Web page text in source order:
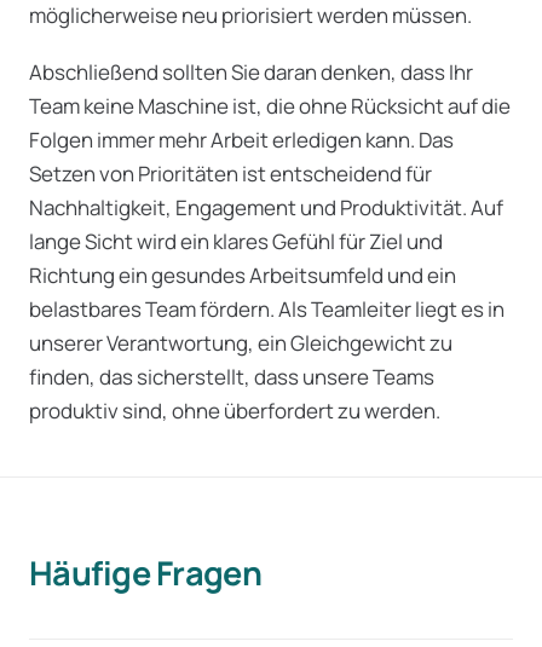
möglicherweise neu priorisiert werden müssen.
Abschließend sollten Sie daran denken, dass Ihr
Team keine Maschine ist, die ohne Rücksicht auf die
Folgen immer mehr Arbeit erledigen kann. Das
Setzen von Prioritäten ist entscheidend für
Nachhaltigkeit, Engagement und Produktivität. Auf
lange Sicht wird ein klares Gefühl für Ziel und
Richtung ein gesundes Arbeitsumfeld und ein
belastbares Team fördern. Als Teamleiter liegt es in
unserer Verantwortung, ein Gleichgewicht zu
finden, das sicherstellt, dass unsere Teams
produktiv sind, ohne überfordert zu werden.
Häufige Fragen